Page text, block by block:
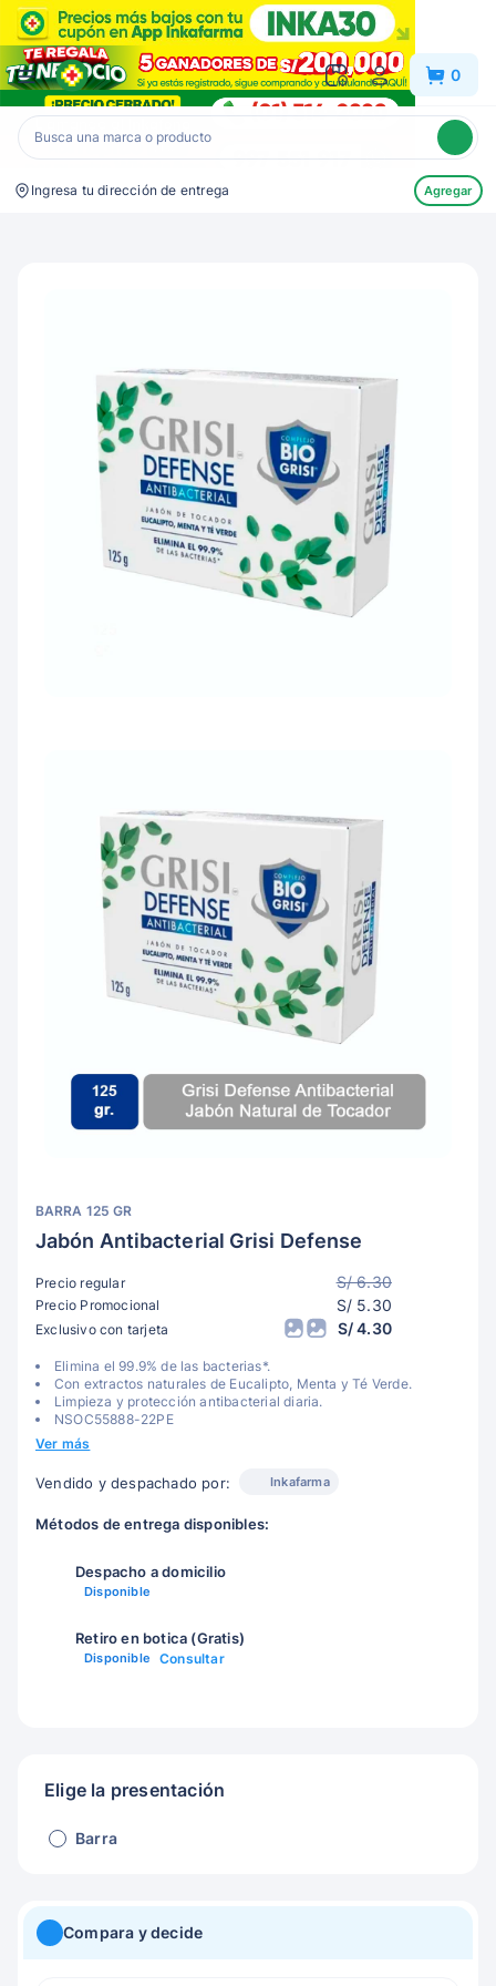
Inkafarma 0
Ingresa tu dirección de entrega Agregar
BARRA 125 GR
Jabón Antibacterial Grisi Defense
Precio regular S/ 6.30
Precio Promocional S/ 5.30
Exclusivo con tarjeta S/ 4.30
Elimina el 99.9% de las bacterias*.
Con extractos naturales de Eucalipto, Menta y Té Verde.
Limpieza y protección antibacterial diaria.
NSOC55888-22PE
Ver más
Vendido y despachado por: Inkafarma
Métodos de entrega disponibles:
Despacho a domicilio
Disponible
Retiro en botica (Gratis)
Disponible Consultar
Elige la presentación
Barra
Compara y decide